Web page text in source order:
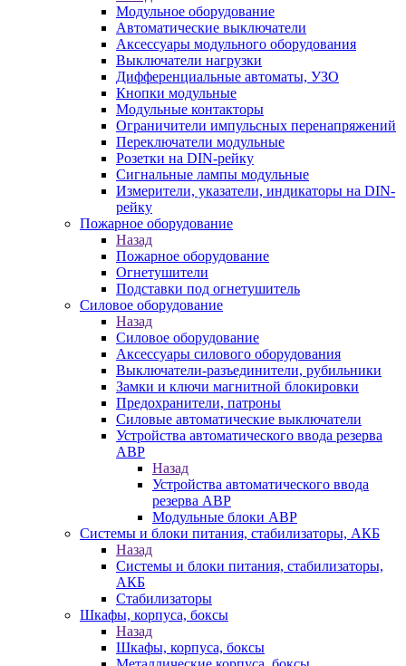
Модульное оборудование
Автоматические выключатели
Аксессуары модульного оборудования
Выключатели нагрузки
Дифференциальные автоматы, УЗО
Кнопки модульные
Модульные контакторы
Ограничители импульсных перенапряжений
Переключатели модульные
Розетки на DIN-рейку
Сигнальные лампы модульные
Измерители, указатели, индикаторы на DIN-
рейку
Пожарное оборудование
Назад
Пожарное оборудование
Огнетушители
Подставки под огнетушитель
Силовое оборудование
Назад
Силовое оборудование
Аксессуары силового оборудования
Выключатели-разъединители, рубильники
Замки и ключи магнитной блокировки
Предохранители, патроны
Силовые автоматические выключатели
Устройства автоматического ввода резерва
АВР
Назад
Устройства автоматического ввода
резерва АВР
Модульные блоки АВР
Системы и блоки питания, стабилизаторы, АКБ
Назад
Системы и блоки питания, стабилизаторы,
АКБ
Стабилизаторы
Шкафы, корпуса, боксы
Назад
Шкафы, корпуса, боксы